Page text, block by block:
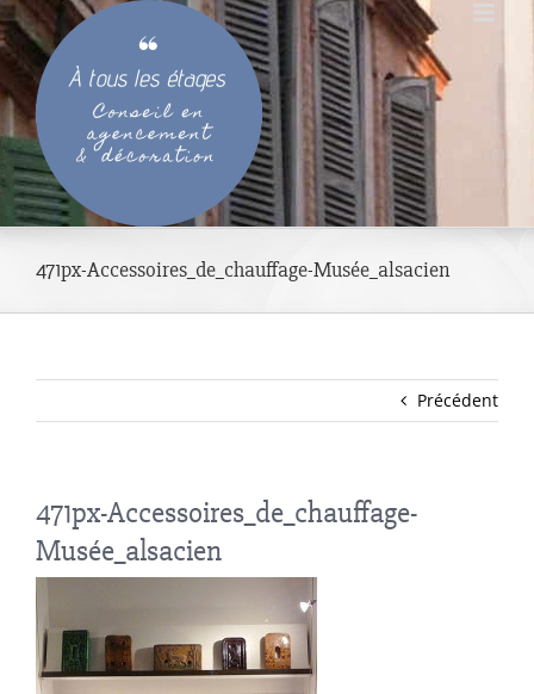
Passer
au
contenu
471px-Accessoires_de_chauffage-Musée_alsacien
Précédent
471px-Accessoires_de_chauffage-
Musée_alsacien